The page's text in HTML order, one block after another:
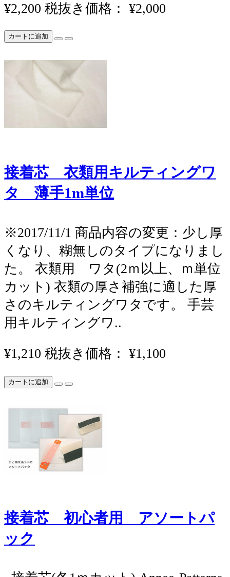
¥2,200 税抜き価格： ¥2,000
カートに追加
接着芯 衣類用キルティングワ
タ 薄手1m単位
※2017/11/1 商品内容の変更：少し厚
くなり、糊無しのタイプになりまし
た。 衣類用 ワタ(2ｍ以上、ｍ単位
カット) 衣類の厚さ補強に適した厚
さのキルティングワタです。 手芸
用キルティングワ..
¥1,210 税抜き価格： ¥1,100
カートに追加
接着芯 初心者用 アソートパ
ック